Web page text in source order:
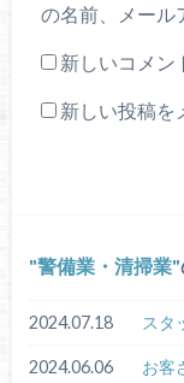
の名前、メール
新しいコメン
新しい投稿を
警備業・清掃業
2024.07.18 スタ
2024.06.06 お客